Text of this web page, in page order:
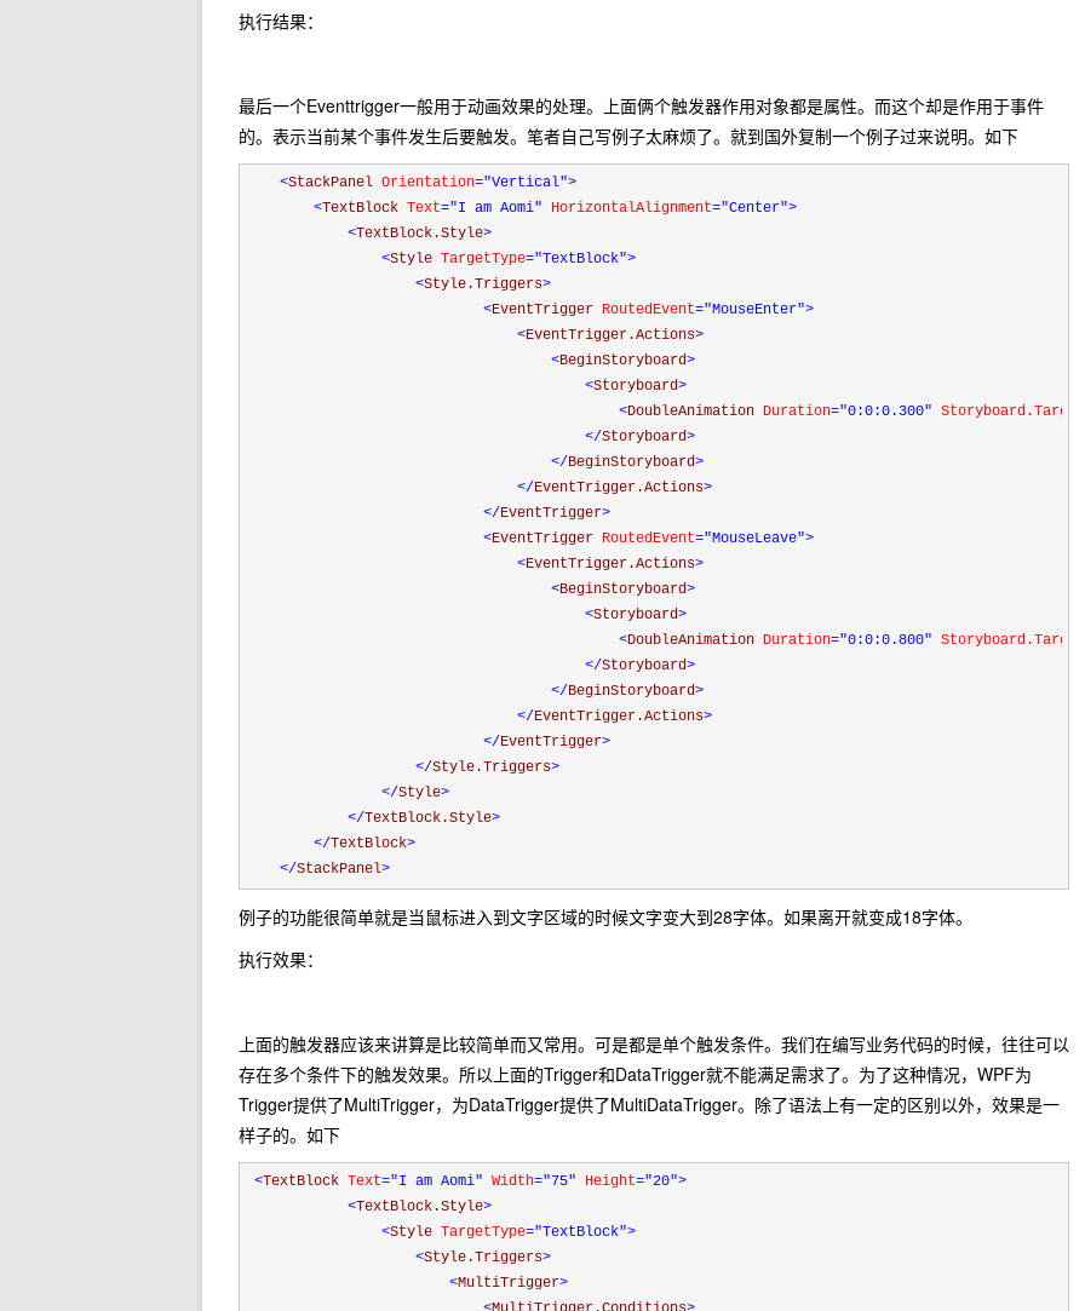
执行结果：
最后一个Eventtrigger一般用于动画效果的处理。上面俩个触发器作用对象都是属性。而这个却是作用于事件
的。表示当前某个事件发生后要触发。笔者自己写例子太麻烦了。就到国外复制一个例子过来说明。如下
<StackPanel Orientation="Vertical">
<TextBlock Text="I am Aomi" HorizontalAlignment="Center">
<TextBlock.Style>
<Style TargetType="TextBlock">
<Style.Triggers>
<EventTrigger RoutedEvent="MouseEnter">
<EventTrigger.Actions>
<BeginStoryboard>
<Storyboard>
<DoubleAnimation Duration="0:0:0.300"
</Storyboard>
</BeginStoryboard>
</EventTrigger.Actions>
</EventTrigger>
<EventTrigger RoutedEvent="MouseLeave">
<EventTrigger.Actions>
<BeginStoryboard>
<Storyboard>
<DoubleAnimation Duration="0:0:0.800"
</Storyboard>
</BeginStoryboard>
</EventTrigger.Actions>
</EventTrigger>
</Style.Triggers>
</Style>
</TextBlock.Style>
</TextBlock>
</StackPanel>
例子的功能很简单就是当鼠标进入到文字区域的时候文字变大到28字体。如果离开就变成18字体。
执行效果：
上面的触发器应该来讲算是比较简单而又常用。可是都是单个触发条件。我们在编写业务代码的时候，往往可以
存在多个条件下的触发效果。所以上面的Trigger和DataTrigger就不能满足需求了。为了这种情况，WPF为
Trigger提供了MultiTrigger，为DataTrigger提供了MultiDataTrigger。除了语法上有一定的区别以外，效果是一
样子的。如下
<TextBlock Text="I am Aomi" Width="75" Height="20">
<TextBlock.Style>
<Style TargetType="TextBlock">
<Style.Triggers>
<MultiTrigger>